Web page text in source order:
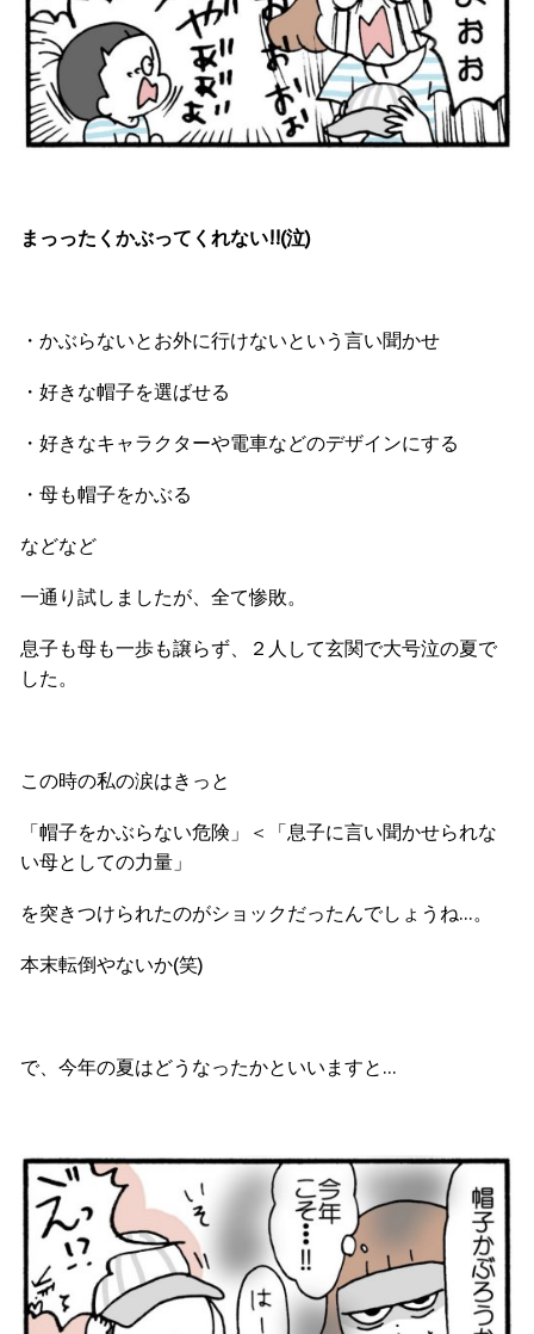
まっったくかぶってくれない!!(泣)
・かぶらないとお外に行けないという言い聞かせ
・好きな帽子を選ばせる
・好きなキャラクターや電車などのデザインにする
・母も帽子をかぶる
などなど
一通り試しましたが、全て惨敗。
息子も母も一歩も譲らず、２人して玄関で大号泣の夏で
した。
この時の私の涙はきっと
「帽子をかぶらない危険」＜「息子に言い聞かせられな
い母としての力量」
を突きつけられたのがショックだったんでしょうね…。
本末転倒やないか(笑)
で、今年の夏はどうなったかといいますと…